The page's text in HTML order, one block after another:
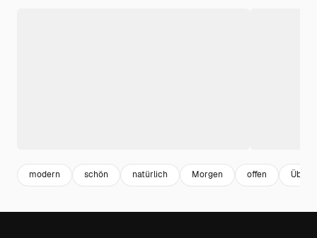
modern schön natürlich Morgen offen